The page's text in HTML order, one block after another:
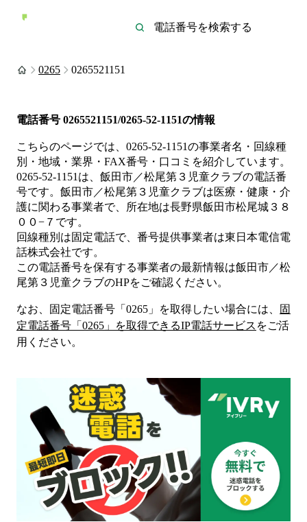
0265 0265521151
電話番号 0265521151/0265-52-1151の情報
こちらのページでは、 0265-52-1151の事業者名・回線種
別・地域・業界・FAX番号・口コミを紹介しています。
0265-52-1151 は、 飯田市／松尾第３児童クラブの電話番
号です。 飯田市／松尾第３児童クラブは医療・健康・介
護に関わる事業者で、所在地は長野県飯田市松尾城３８
００−７ です。
回線種別は固定電話で、番号提供事業者は東日本電信電
話株式会社です。
この電話番号を保有する事業者の最新情報は飯田市／松
尾第３児童クラブのHPをご確認ください。
なお、固定電話番号「 0265 」を取得したい場合には、
固
定電話番号「 0265 」を取得できるIP電話サービス をご活
用ください。